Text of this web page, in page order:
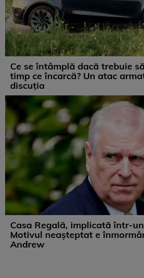
Ce se întâmplă dacă trebuie
timp ce încarcă? Un atac
discuția
Casa Regală, implicată într-
Motivul neașteptat e
Andrew